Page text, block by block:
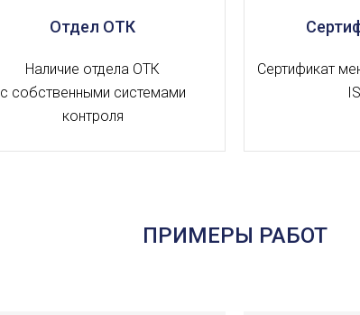
Отдел ОТК
Наличие отдела ОТК
с собственными системами
контроля
Сертификат
ПРИМЕРЫ РАБОТ